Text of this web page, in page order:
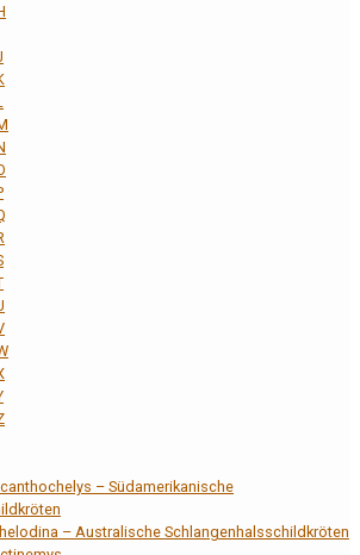
– Südamerikanische
– Australische Schlangenhalsschildkröten